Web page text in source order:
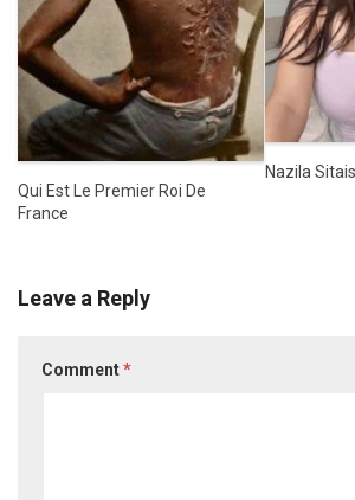
Qui Est Le Premier Roi De
France
Nazila
Leave a Reply
Comment*